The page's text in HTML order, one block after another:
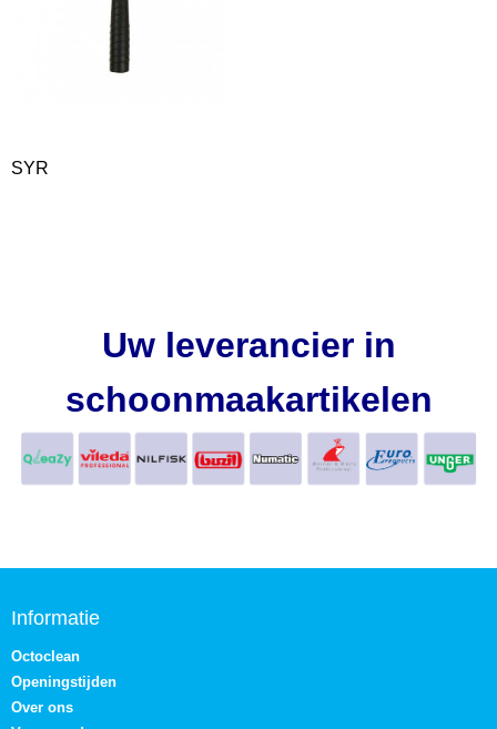
SYR
Uw leverancier in
schoonmaakartikelen
Informatie
Octoclean
Openingstijden
Over ons